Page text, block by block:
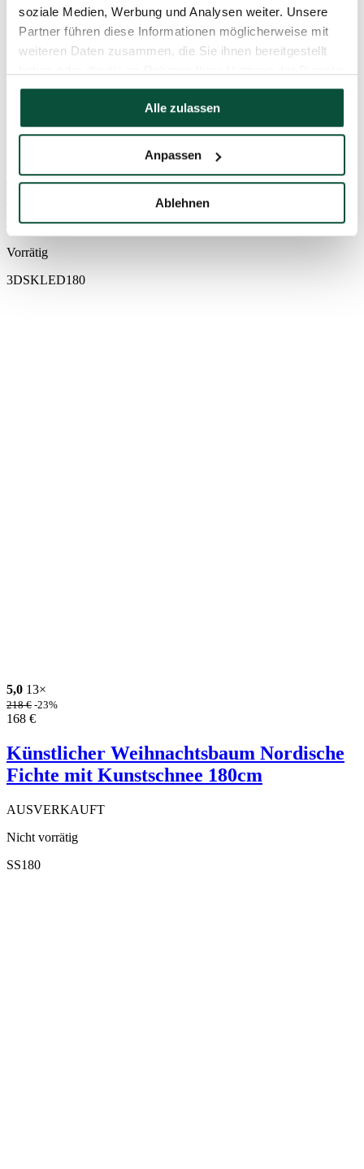
soziale Medien, Werbung und Analysen weiter. Unsere
Partner führen diese Informationen möglicherweise mit
weiteren Daten zusammen, die Sie ihnen bereitgestellt
gesammelt haben.
Alle zulassen
Anpassen
Ablehnen
343€ -23%
264€
Künstlicher Weihnachtsbaum 3D
Königsfichte mit LED-Beleuchtung
180cm LED250
Vorrätig
3DSKLED180
5,0 13×
218€ -23%
168 €
Künstlicher Weihnachtsbaum Nordische
Fichte mit Kunstschnee 180cm
AUSVERKAUFT
Nicht vorrätig
SS180